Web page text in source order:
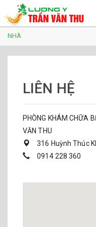
Nhảy
đến
nội
Bạn
đang
NHÀ
LIÊN HỆ
PHÒNG KHÁM CHỮA
VĂN THU
316 Huỳnh Thúc
0914 228 360